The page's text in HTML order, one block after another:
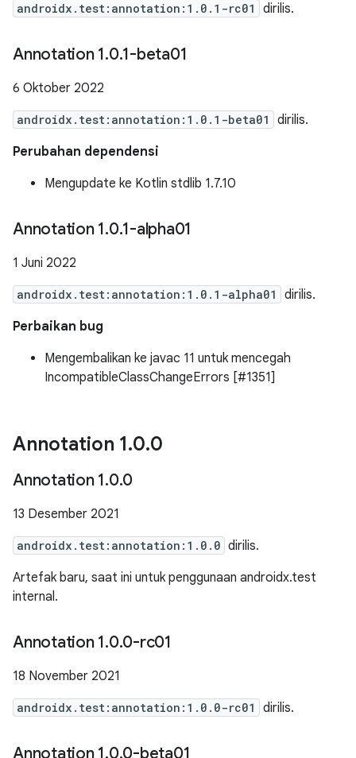
androidx.test:annotation:1.0.1-rc01 dirilis.
Annotation 1.0.1-beta01
6 Oktober 2022
androidx.test:annotation:1.0.1-beta01
dirilis.
Perubahan dependensi
Mengupdate ke Kotlin stdlib 1.7.10
Annotation 1.0.1-alpha01
1 Juni 2022
androidx.test:annotation:1.0.1-alpha01
dirilis.
Perbaikan bug
Mengembalikan ke javac 11 untuk mencegah
IncompatibleClassChangeErrors [#1351]
Annotation 1.0.0
Annotation 1.0.0
13 Desember 2021
androidx.test:annotation:1.0.0 dirilis.
Artefak baru, saat ini untuk penggunaan androidx.test
internal.
Annotation 1.0.0-rc01
18 November 2021
androidx.test:annotation:1.0.0-rc01 dirilis.
Annotation 1.0.0-beta01